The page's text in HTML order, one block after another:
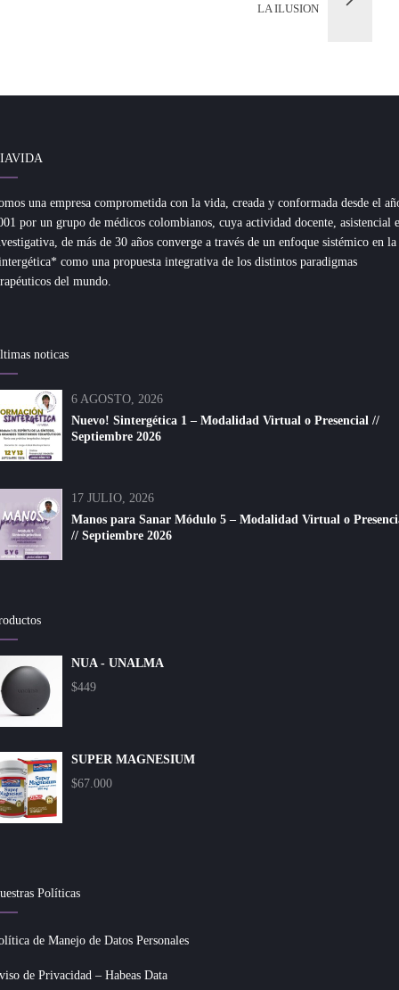
LA ILUSION
una empresa comprometida con la vida, creada y conformada desde el
por un grupo de médicos colombianos, cuya actividad docente, asistencial e
de más de 30 años converge a través de un enfoque sistémico en la
como una propuesta integrativa de los distintos paradigmas
del mundo.
noticas
6 AGOSTO, 2026
Nuevo! Sintergética 1 – Modalidad Virtual o Presencial //
Septiembre 2026
17 JULIO, 2026
Manos para Sanar Módulo 5 – Modalidad Virtual o
// Septiembre 2026
NUA - UNALMA
$449
SUPER MAGNESIUM
$67.000
Políticas
de Manejo de Datos Personales
de Privacidad – Habeas Data